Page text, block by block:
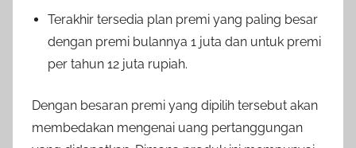
Terakhir tersedia plan premi yang paling besar
dengan premi bulannya 1 juta dan untuk premi
per tahun 12 juta rupiah.
Dengan besaran premi yang dipilih tersebut akan
membedakan mengenai uang pertanggungan